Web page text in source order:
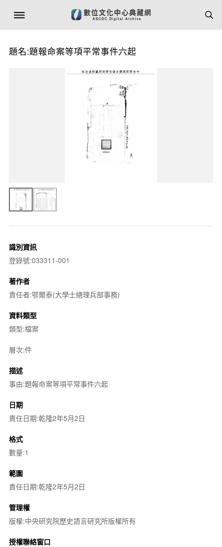
題名:題報命案等項平常事件六起
識別資訊
登錄號:033311-001
著作者
責任者:鄂爾泰(大學士總理兵部事務)
資料類型
類型:檔案
層次:件
描述
事由:題報命案等項平常事件六起
日期
責任日期:乾隆2年5月2日
格式
數量:1
範圍
責任日期:乾隆2年5月2日
管理權
版權:中央研究院歷史語言研究所版權所有
授權聯絡窗口